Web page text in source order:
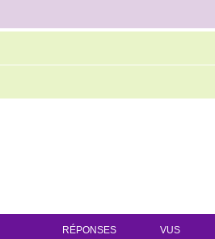
RÉPONSES VUS